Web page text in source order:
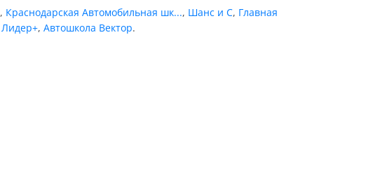
, Краснодарская Автомобильная шк..., Шанс и С, Главная
Лидер+, Автошкола Вектор.